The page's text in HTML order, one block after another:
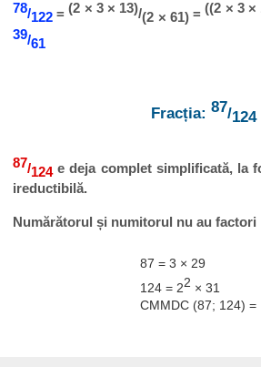
78/122 =(2 × 3 × 13)/(2 × 61)=((2 × 3 ×
39/61
Fracția: 87/124
87/124 e deja complet simplificată, la
ireductibilă.
Numărătorul și numitorul nu au
87 = 3 × 29
124 = 22 × 31
CMMDC (87; 124) =